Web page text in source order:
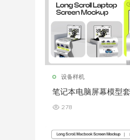
设备样机
笔记本电脑屏幕模型
278